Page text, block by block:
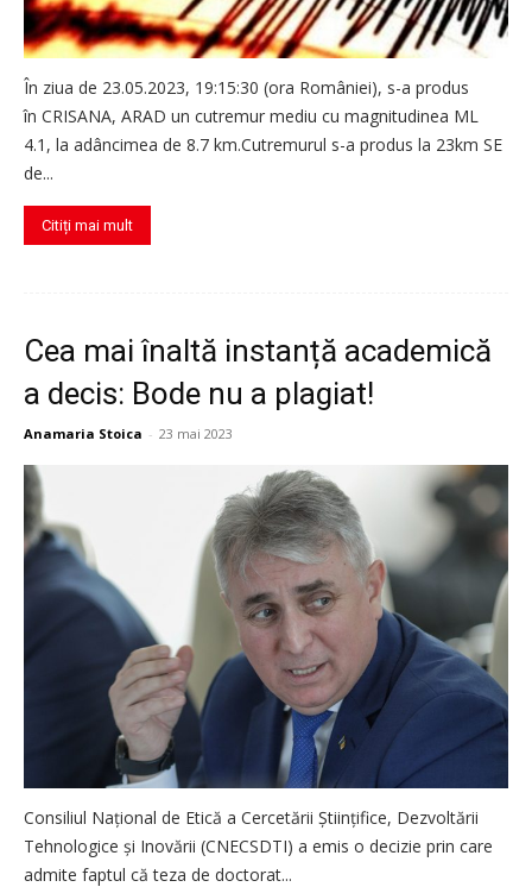
În ziua de 23.05.2023, 19:15:30 (ora României), s-a produs
în CRISANA, ARAD un cutremur mediu cu magnitudinea ML
4.1, la adâncimea de 8.7 km.Cutremurul s-a produs la 23km SE
de...
Citiți mai mult
Cea mai înaltă instanță academică
a decis: Bode nu a plagiat!
Anamaria Stoica - 23 mai 2023
Consiliul Național de Etică a Cercetării Științifice, Dezvoltării
Tehnologice și Inovării (CNECSDTI) a emis o decizie prin care
admite faptul că teza de doctorat...